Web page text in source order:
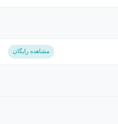
مشاهده رایگان